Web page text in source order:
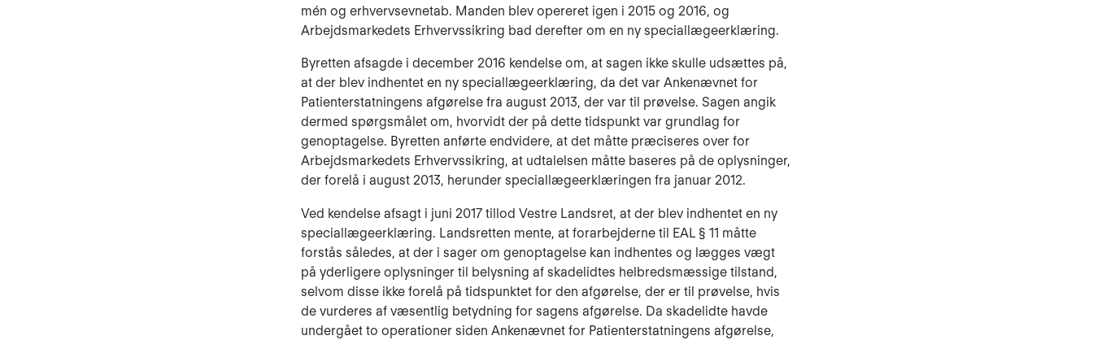
mén og erhvervsevnetab. Manden blev opereret igen i 2015 og 2016, og
Arbejdsmarkedets Erhvervssikring bad derefter om en ny speciallægeerklæring.
Byretten afsagde i december 2016 kendelse om, at sagen ikke skulle udsættes på,
at der blev indhentet en ny speciallægeerklæring, da det var Ankenævnet for
Patienterstatningens afgørelse fra august 2013, der var til prøvelse. Sagen angik
dermed spørgsmålet om, hvorvidt der på dette tidspunkt var grundlag for
genoptagelse. Byretten anførte endvidere, at det måtte præciseres over for
Arbejdsmarkedets Erhvervssikring, at udtalelsen måtte baseres på de oplysninger,
der forelå i august 2013, herunder speciallægeerklæringen fra januar 2012.
Ved kendelse afsagt i juni 2017 tillod Vestre Landsret, at der blev indhentet en ny
speciallægeerklæring. Landsretten mente, at forarbejderne til EAL § 11 måtte
forstås således, at der i sager om genoptagelse kan indhentes og lægges vægt
på yderligere oplysninger til belysning af skadelidtes helbredsmæssige tilstand,
selvom disse ikke forelå på tidspunktet for den afgørelse, der er til prøvelse, hvis
de vurderes af væsentlig betydning for sagens afgørelse. Da skadelidte havde
undergået to operationer siden Ankenævnet for Patienterstatningens afgørelse,